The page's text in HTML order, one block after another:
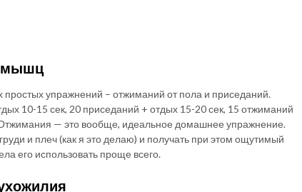
мышц
упражнений – отжиманий от пола и приседаний.
10-15 сек, 20 приседаний + отдых 15-20 сек, 15 отжиманий
— это вообще, идеальное домашнее упражнение.
и плеч (как я это делаю) и получать при этом ощутимый
его использовать проще всего.